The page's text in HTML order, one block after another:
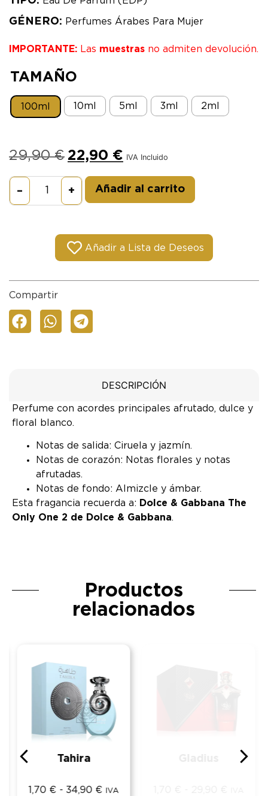
GÉNERO: Perfumes Árabes Para Mujer
IMPORTANTE: Las muestras no admiten devolución.
TAMAÑO
100ml 10ml 5ml 3ml 2ml
29,90€ 22,90 € IVA Incluido
– + Añadir al carrito
Añadir a Lista de Deseos
Compartir
DESCRIPCIÓN
Perfume con acordes principales afrutado, dulce y
floral blanco.
Notas de salida: Ciruela y jazmín.
Notas de corazón: Notas florales y notas
afrutadas.
Notas de fondo: Almizcle y ámbar.
Esta fragancia recuerda a: Dolce & Gabbana The
Only One 2 de Dolce & Gabbana.
Productos
relacionados
Tahira
1,70 € - 34,90 €
IVA